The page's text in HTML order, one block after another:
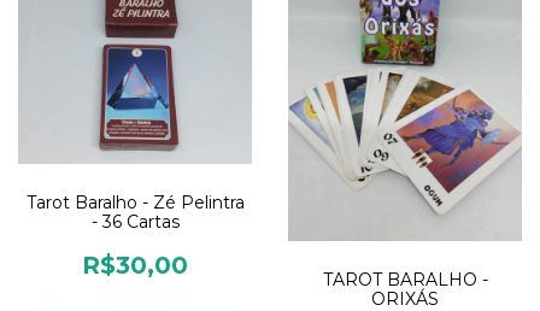
Tarot Baralho - Zé Pelintra
- 36 Cartas
R$30,00
TAROT BARALHO -
ORIXÁS